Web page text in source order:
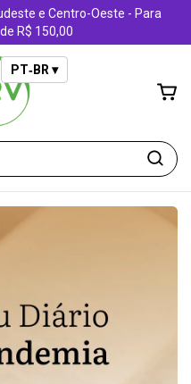
e Centro-Oeste - Para
R$ 150,00
PT‑BR ▾